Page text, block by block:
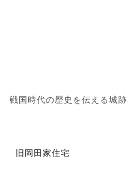
戦国時代の歴史を伝える城跡
旧岡田家住宅